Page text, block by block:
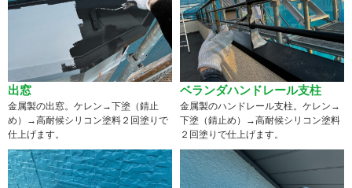
出窓
金属製の出窓。ケレン→下塗（錆止
め）→高耐候シリコン塗料２回塗りで
仕上げます。
ベランダハンドレール支柱
金属製のハンドレール支柱。ケレン→
下塗（錆止め）→高耐候シリコン塗料
２回塗りで仕上げます。